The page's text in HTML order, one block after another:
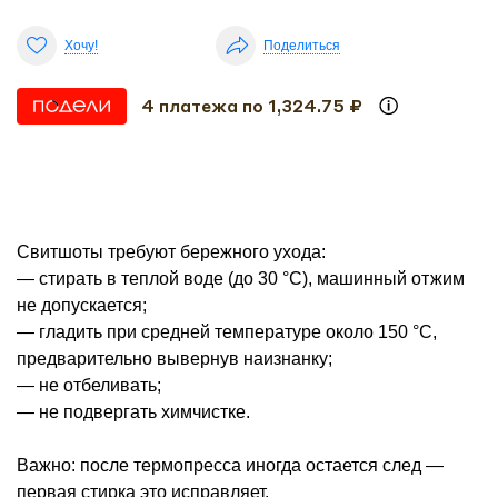
Хочу! Поделиться
4 платежа по 1,324.75 ₽
Свитшоты требуют бережного ухода:
— стирать в теплой воде (до 30 °С), машинный отжим
не допускается;
— гладить при средней температуре около 150 °С,
предварительно вывернув наизнанку;
— не отбеливать;
— не подвергать химчистке.
Важно: после термопресса иногда остается след —
первая стирка это исправляет.